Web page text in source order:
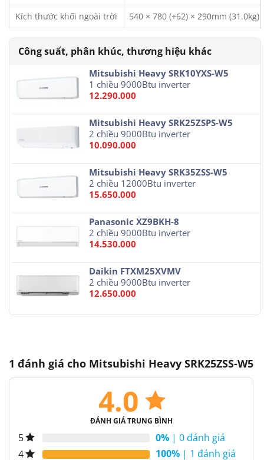
Kích thước khối ngoài trời 540 × 780 (+62) × 290mm (31.0kg)
Mitsubishi Heavy SRK10YXS-W5
1 chiều 9000Btu inverter
12.290.000
Mitsubishi Heavy SRK25ZSPS-W5
2 chiều 9000Btu inverter
10.090.000
Mitsubishi Heavy SRK35ZSS-W5
2 chiều 12000Btu inverter
15.650.000
Panasonic XZ9BKH-8
2 chiều 9000Btu inverter
14.530.000
Daikin FTXM25XVMV
2 chiều 9000Btu inverter
12.650.000
1 đánh giá cho Mitsubishi Heavy SRK25ZSS-W5
4.0
ĐÁNH GIÁ TRUNG BÌNH
5 0% | 0 đánh giá
4
100% | 1 đánh giá